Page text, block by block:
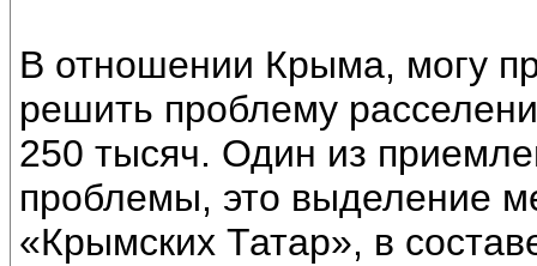
В отношении Крыма, могу
решить проблему
250 тысяч. Один из
проблемы, это выделение
«Крымских Татар», в